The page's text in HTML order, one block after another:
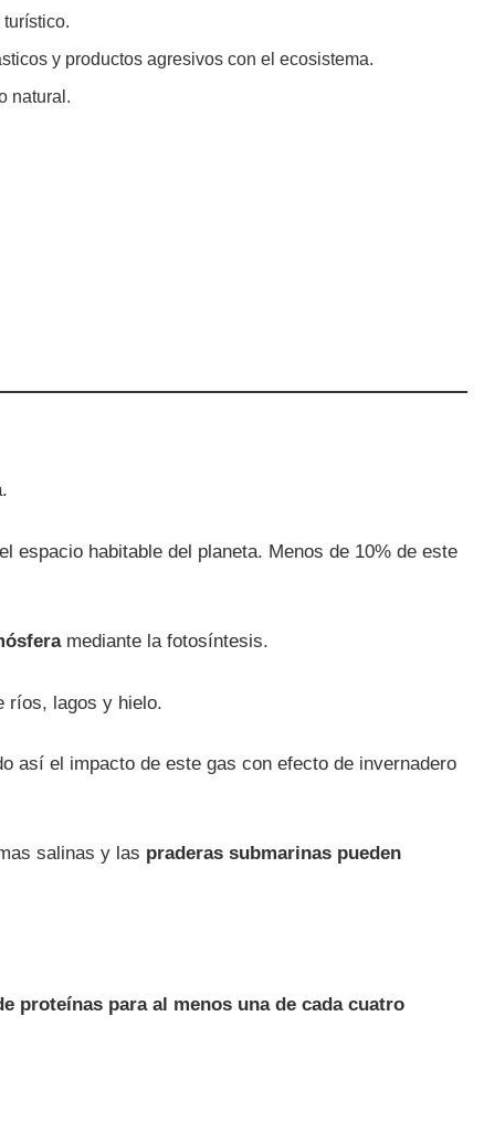
y productos agresivos con el ecosistema.
natural.
espacio habitable del planeta. Menos de 10% de este
mediante la fotosíntesis.
ríos, lagos y hielo.
así el impacto de este gas con efecto de invernadero
salinas y las praderas submarinas pueden
proteínas para al menos una de cada cuatro